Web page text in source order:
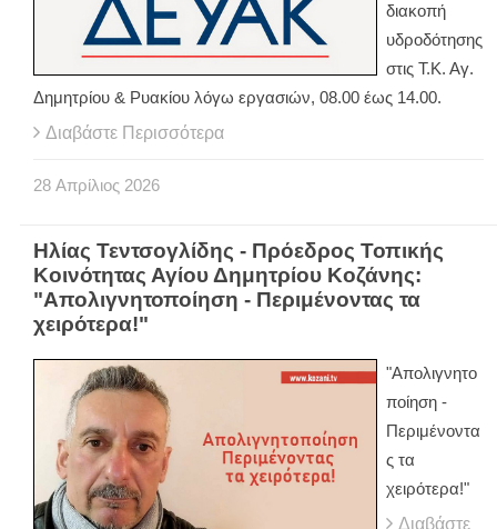
διακοπή
υδροδότησης
στις Τ.Κ. Αγ.
Δημητρίου & Ρυακίου λόγω εργασιών, 08.00 έως 14.00.
Διαβάστε Περισσότερα
28 Απρίλιος 2026
Ηλίας Τεντσογλίδης - Πρόεδρος Τοπικής
Κοινότητας Αγίου Δημητρίου Κοζάνης:
"Απολιγνητοποίηση - Περιμένοντας τα
χειρότερα!"
"Απολιγνητο
ποίηση -
Περιμένοντα
ς τα
χειρότερα!"
Διαβάστε